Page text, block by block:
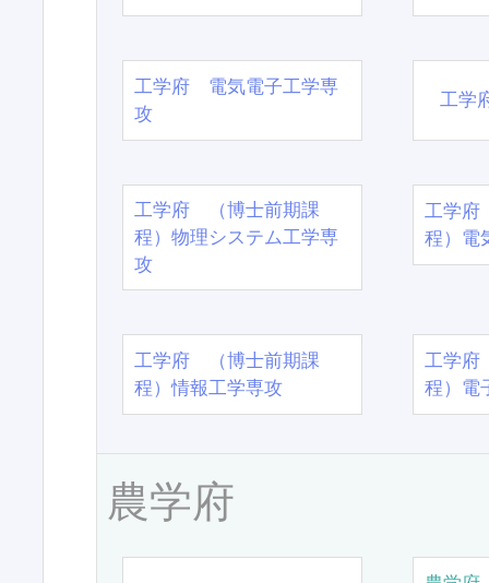
工学府 電気電子工学専
攻
工学
工学府 （博士前期課
程）物理システム工学専
攻
工学
程）電
工学府 （博士前期課
程）情報工学専攻
工学
程）電
農学府